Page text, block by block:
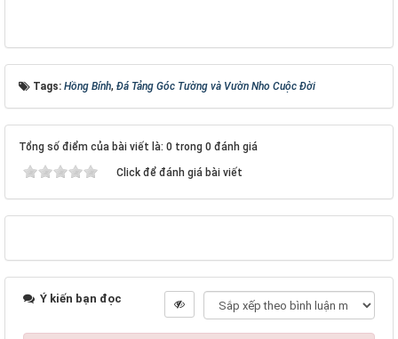
Tags: Hồng Bính, Đá Tảng Góc Tường và Vườn Nho Cuộc Đời
Tổng số điểm của bài viết là: 0 trong 0 đánh giá
Click để đánh giá bài viết
Ý kiến bạn đọc